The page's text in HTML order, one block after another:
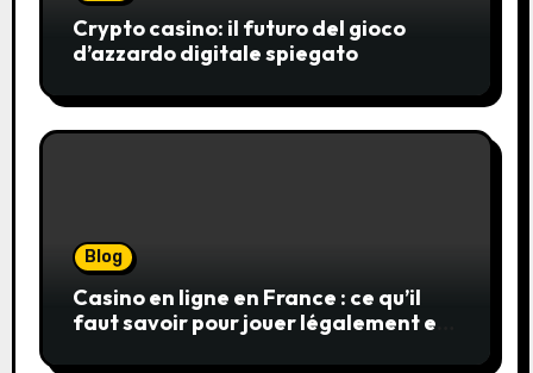
Crypto casino: il futuro del gioco
d’azzardo digitale spiegato
Blog
Casino en ligne en France : ce qu’il
faut savoir pour jouer légalement et